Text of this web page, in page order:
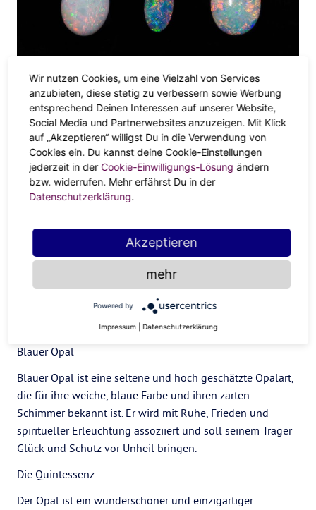
Schwarzer Opal
Schwarzer Opal ist die wertvollste und seltenste Opalart,
die für ihre tiefe, satte Farbe und ihr intensives Farbenspiel
bekannt ist. Er wird mitStärke, Macht und Autorität
assoziiert und soll seinem Träger Glück und Schutz vor
Unheil bringen.
Feueropal
Feueropal ist eine lebhafte, orange-rote Opalart, die für
ihre auffällige Farbe und ihr feuriges Aussehen bekannt
ist. Er wird mit Leidenschaft, Emotionen und Energie
assoziiert und soll seinem Träger Glück und Schutz vor
Schaden bringen.
Blauer Opal
Blauer Opal ist eine seltene und hoch geschätzte Opalart,
die für ihre weiche, blaue Farbe und ihren zarten
Schimmer bekannt ist. Er wird mit Ruhe, Frieden und
spiritueller Erleuchtung assoziiert und soll seinem Träger
Glück und Schutz vor Unheil bringen.
Die Quintessenz
Der Opal ist ein wunderschöner und einzigartiger
Wir nutzen Cookies, um eine Vielzahl von Services
anzubieten, diese stetig zu verbessern sowie Werbung
entsprechend Deinen Interessen auf unserer Website,
Social Media und Partnerwebsites anzuzeigen. Mit Klick
auf „Akzeptieren“ willigst Du in die Verwendung von
Cookies ein. Du kannst deine Cookie-Einstellungen
jederzeit in der Cookie-Einwilligungs-Lösung ändern
bzw. widerrufen. Mehr erfährst Du in der
Datenschutzerklärung.
Akzeptieren
mehr
Powered by
Impressum Datenschutzerklärung